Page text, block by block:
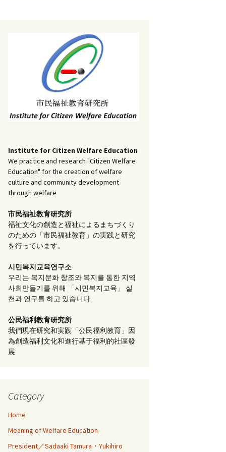
アーカイブ（４）
記事（151）～
アーカイブ（５）
記事（201）～
アーカイブ（３）
調査報告
アーカイブ（４）
実践報告
アーカイブ（５）
コラム
Institute for Citizen Welfare Education
We practice and research "Citizen Welfare
Education" for the creation of welfare
culture and community development
through welfare
市民福祉教育研究所
福祉文化の創造と福祉によるまちづくり
のための「市民福祉教育」の実践と研究
を行っています。
시민복지교육연구소
우리는 복지문화 창조와 복지를 통한 지역
사회만들기를 위해 「시민복지교육」 실
천과 연구를 하고 있습니다
公民福利教育研究所
我們現在研究和実践「公民福利教育」因
為創造福利文化和進行基于福利的社區發
展
Category
Home
Meaning of Welfare Education
President／Sadaaki Tamura・Yukihiro